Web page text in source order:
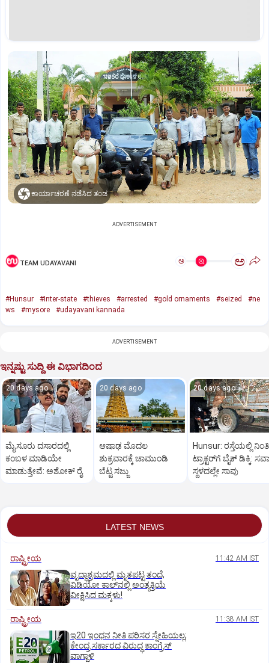
ಕಾರ್ಯಾಚರಣೆ ನಡೆಸಿದ ತಂಡ
ADVERTISEMENT
TEAM UDAYAVANI ಅ ಅ
#Hunsur #Inter-state #thieves #arrested #gold ornaments #seized
#ne
ws
#mysore #udayavani kannada
ADVERTISEMENT
ಇನ್ನಷ್ಟು ಸುದ್ದಿ ಈ ವಿಭಾಗದಿಂದ
20 days ago
ಮೈಸೂರು ದಸಾರದಲ್ಲಿ
ಕಂಬಳ ಮಾಡಿಯೇ
ಮಾಡುತ್ತೇವೆ: ಅಶೋಕ್ ರೈ
20 days ago
ಆಷಾಢ ಮೊದಲ
ಶುಕ್ರವಾರಕ್ಕೆ ಚಾಮುಂಡಿ
ಬೆಟ್ಟ ಸಜ್ಜು
20 days ago
Hunsur: ರಸ್ತೆಯಲ್ಲಿ
ಟ್ರಾಕ್ಟರ್‌ಗೆ ಬೈಕ್ ಡಿಕ್ಕಿ:
ಸ್ಥಳದಲ್ಲೇ ಸಾವು
LATEST NEWS
ರಾಷ್ಟ್ರೀಯ 11:42 AM IST
ವೃದ್ಧಾಶ್ರಮದಲ್ಲಿ ಮೃತಪಟ್ಟ ತಂದೆ,
ವಿಡಿಯೋ ಕಾಲ್‌ನಲ್ಲಿ ಅಂತ್ಯಕ್ರಿಯೆ
ವೀಕ್ಷಿಸಿದ ಮಕ್ಕಳು!
ರಾಷ್ಟ್ರೀಯ 11:38 AM IST
ಇ20 ಇಂಧನ ನೀತಿ ಪರಿಸರ ಸ್ನೇಹಿಯಲ್ಲ;
ಕೇಂದ್ರ ಸರ್ಕಾರದ ವಿರುದ್ಧ ಕಾಂಗ್ರೆಸ್‌
ವಾಗ್ದಾಳಿ